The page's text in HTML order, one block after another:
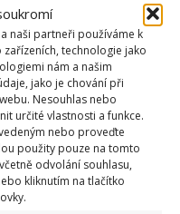
naši partneři používáme k
technologie jako
nám a našim
jako je chování při
Nesouhlas nebo
určité vlastnosti a funkce.
nebo proveďte
použity pouze na tomto
odvolání souhlasu,
kliknutím na tlačítko
za nesprávné sekání i
i na prostředku a lokaci